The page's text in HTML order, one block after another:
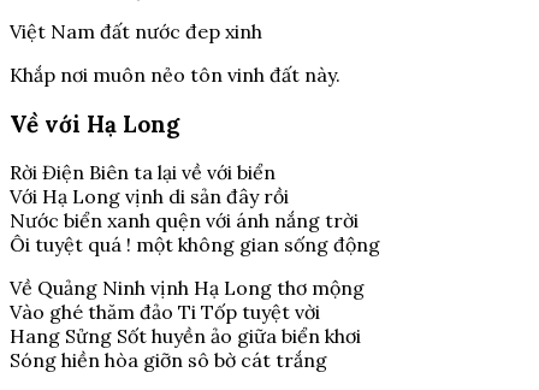
Việt Nam đất nước đep xinh
Khắp nơi muôn nẻo tôn vinh đất này.
Về với Hạ Long
Rời Điện Biên ta lại về với biển
Với Hạ Long vịnh di sản đây rồi
Nước biển xanh quện với ánh nắng trời
Ôi tuyệt quá ! một không gian sống động
Về Quảng Ninh vịnh Hạ Long thơ mộng
Vào ghé thăm đảo Ti Tốp tuyệt vời
Hang Sửng Sốt huyền ảo giữa biển khơi
Sóng hiền hòa giỡn sô bờ cát trắng